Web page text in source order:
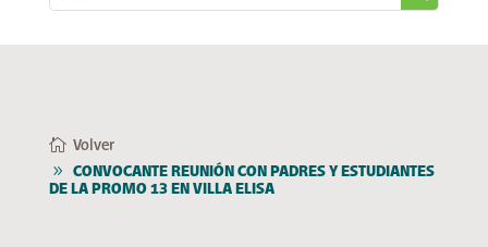
Volver
CONVOCANTE REUNIÓN CON PADRES Y ESTUDIANTES
DE LA PROMO 13 EN VILLA ELISA